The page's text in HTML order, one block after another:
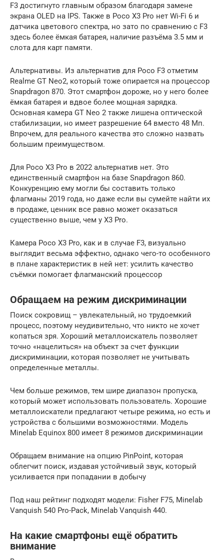
F3 достигнуто главным образом благодаря замене
экрана OLED на IPS. Также в Poco X3 Pro нет Wi-Fi 6 и
датчика цветового спектра, но зато по сравнению с F3
здесь более ёмкая батарея, наличие разъёма 3.5 мм и
слота для карт памяти.
Альтернативы. Из альтернатив для Poco F3 отметим
Realme GT Neo2, который тоже опирается на процессор
Snapdragon 870. Этот смартфон дороже, но у него более
ёмкая батарея и вдвое более мощная зарядка.
Основная камера GT Neo 2 также лишена оптической
стабилизации, но имеет разрешение 64 вместо 48 Мп.
Впрочем, для реального качества это сложно назвать
большим преимуществом.
Для Poco X3 Pro в 2022 альтернатив нет. Это
единственный смартфон на базе Snapdragon 860.
Конкуренцию ему могли бы составить только
флагманы 2019 года, но даже если вы сумейте найти их
в продаже, ценник все равно может оказаться
существенно выше, чем у X3 Pro.
Камера Poco X3 Pro, как и в случае F3, визуально
выглядит весьма эффектно, однако чего-то особенного
в плане характеристик в ней нет: усилить качество
съёмки помогает флагманский процессор
Обращаем на режим дискриминации
Поиск сокровищ – увлекательный, но трудоемкий
процесс, поэтому неудивительно, что никто не хочет
копаться зря. Хороший металлоискатель позволяет
точно «нацелиться» на объект за счет функции
дискриминации, которая позволяет не учитывать
определенные металлы.
Чем больше режимов, тем шире диапазон пропуска,
который может использовать пользователь. Хорошие
металлоискатели предлагают четыре режима, но есть и
устройства с большими возможностями. Модель
Minelab Equinox 800 имеет 8 режимов дискриминации
Обращаем внимание на опцию PinPoint, которая
облегчит поиск, издавая устойчивый звук, который
усиливается при попадании в добычу
Под наш рейтинг подходят модели: Fisher F75, Minelab
Vanquish 540 Pro-Pack, Minelab Vanquish 440.
На какие смартфоны ещё обратить
внимание